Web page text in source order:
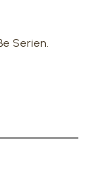
Serien.